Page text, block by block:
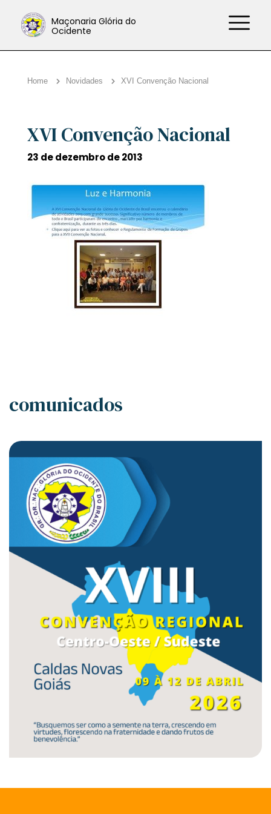
Maçonaria Glória do
Ocidente
Home Novidades XVI Convenção Nacional
XVI Convenção Nacional
23 de dezembro de 2013
comunicados